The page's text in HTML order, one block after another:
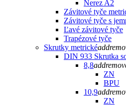
Nerez A2
Závitové tyče
Závitové tyče s
Ľavé závitové tyče
Trapézové tyče
Skrutky metrickéadd
DIN 933 Skrutka
8,8add
ZN
BPU
10,9add
ZN